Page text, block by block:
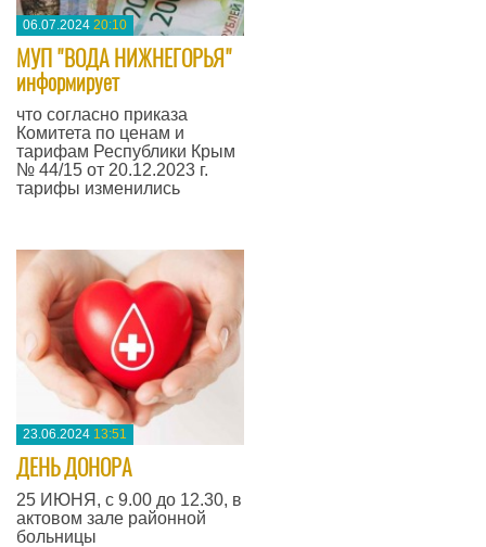
06.07.2024 20:10
МУП "ВОДА НИЖНЕГОРЬЯ"
информирует
что согласно приказа
Комитета по ценам и
тарифам Республики Крым
№ 44/15 от 20.12.2023 г.
тарифы изменились
23.06.2024 13:51
ДЕНЬ ДОНОРА
​25 ИЮНЯ, с 9.00 до 12.30, в
актовом зале районной
больницы